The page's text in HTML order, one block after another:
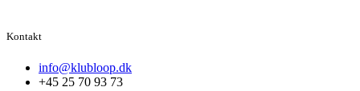
Kontakt
info@klubloop.dk
+45 25 70 93 73